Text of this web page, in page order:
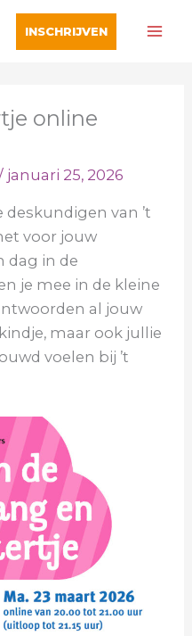
INSCHRIJVEN
online
januari 25, 2026
deskundigen van ’t
voor jouw
dag in de
je mee in de kleine
al jouw
maar ook jullie
voelen bij ’t